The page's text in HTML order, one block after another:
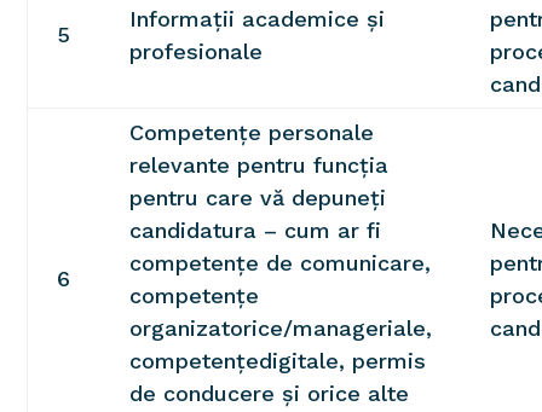
5
Informații academice și
profesionale
6
Competențe personale
relevante pentru funcția
pentru care vă depuneți
candidatura – cum ar fi
competențe de comunicare,
competențe
organizatorice/manageriale,
competențedigitale, permis
de conducere și orice alte